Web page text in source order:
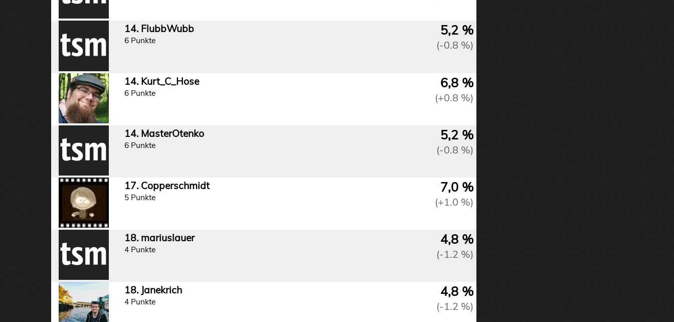
14. FlubbWubb
6 Punkte
5,2 %
(-0.8 %)
14. Kurt_C_Hose
6 Punkte
6,8 %
(+0.8 %)
14. MasterOtenko
6 Punkte
5,2 %
(-0.8 %)
17. Copperschmidt
5 Punkte
7,0 %
(+1.0 %)
18. mariuslauer
4 Punkte
4,8 %
(-1.2 %)
18. Janekrich
4 Punkte
4,8 %
(-1.2 %)